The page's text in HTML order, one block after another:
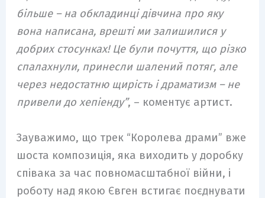
більше – на обкладинці дівчина про яку
вона написана, врешті ми залишилися у
добрих стосунках! Це були почуття, що різко
спалахнули, принесли шалений потяг, але
через недостатню щирість і драматизм – не
привели до хепіенду”, – коментує артист.
Зауважимо, що трек “Королева драми” вже
шоста композиція, яка виходить у доробку
співака за час повномасштабної війни, і
роботу над якою Євген встигає поєднувати